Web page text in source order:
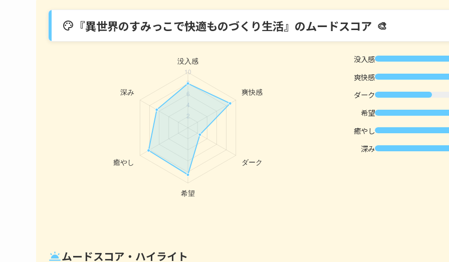
palette 『異世界のすみっこで快適ものづくり生活』のムードスコア
没入感
爽快感
ダーク
希望
癒やし
深み
wb_twilightムードスコア・ハイライト